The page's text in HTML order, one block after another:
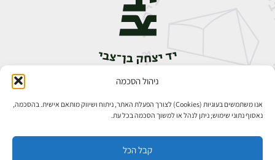
ניהול הסכמה
אנו משתמשים בעוגיות (Cookies) לצורך הפעלת האתר, ניתוח ושיווק מותאם אישית. בהסכמה,
נאסוף נתוני שימוש; ניתן לנהל או למשוך הסכמה בכל עת.
קבל הכל
אבן גבירול 14, רחביה, ירושלים